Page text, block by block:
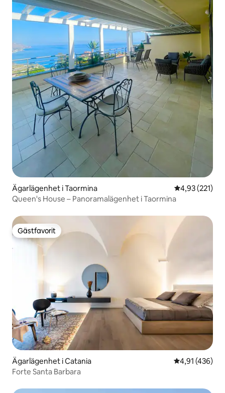
Ägarlägenhet i Taormina 4,93 av 5 i
4,93 (221)
Queen's House – Panoramalägenhet i Taormina
Gästfavorit
Gästfavorit
Ägarlägenhet i Catania 4,91 av 5 i
4,91 (436)
Forte Santa Barbara